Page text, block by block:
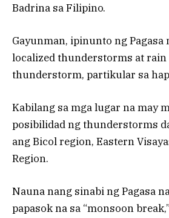
Badrina sa Filipino.
Gayunman, ipinunto ng Pagasa
localized thunderstorms at rain
thunderstorm, partikular sa
Kabilang sa mga lugar na may
posibilidad ng thunderstorms
ang Bicol region, Eastern
Region.
Nauna nang sinabi ng Pagasa
papasok na sa “monsoon